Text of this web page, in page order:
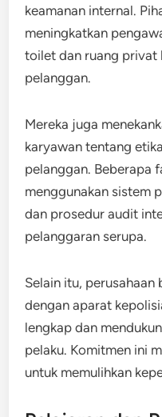
keamanan internal.
meningkatkan
toilet dan ruang privat
pelanggan.
Mereka juga
karyawan tentang
pelanggan. Beberapa
menggunakan sistem
dan prosedur audit
pelanggaran serupa.
Selain itu, perusahaan
dengan aparat
lengkap dan
pelaku. Komitmen ini
untuk memulihkan